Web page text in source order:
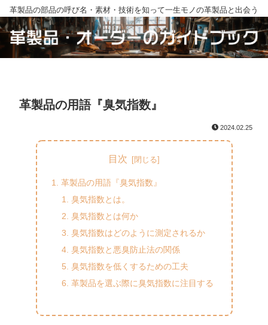
革製品の部品の呼び名・素材・技術を知って一生モノの革製品と出会う
革製品の用語『臭気指数』
2024.02.25
目次
革製品の用語『臭気指数』
臭気指数とは。
臭気指数とは何か
臭気指数はどのように測定されるか
臭気指数と悪臭防止法の関係
臭気指数を低くするための工夫
革製品を選ぶ際に臭気指数に注目する